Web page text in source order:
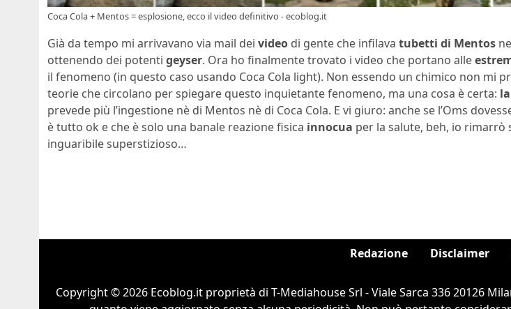
Coca Cola + Mentos = esplosione, ecco il video definitivo - ecoblog.it
Già da tempo mi arrivavano via mail dei video di gente che infilava tubetti di Mentos
ottenendo dei potenti geyser. Ora ho finalmente trovato i video che portano alle
il fenomeno (in questo caso usando Coca Cola light). Non essendo un chimico non mi
teorie che circolano per spiegare questo inquietante fenomeno, ma una cosa è certa:
prevede più l’ingestione nè di Mentos nè di Coca Cola. E vi giuro: anche se l’Oms
è tutto ok e che è solo una banale reazione fisica innocua per la salute, beh, io rimarrò
inguaribile superstizioso…
Redazione Disclaimer
Copyright © 2026 Ecoblog.it proprietà di T-Mediahouse Srl - Viale Sarca 336 20126